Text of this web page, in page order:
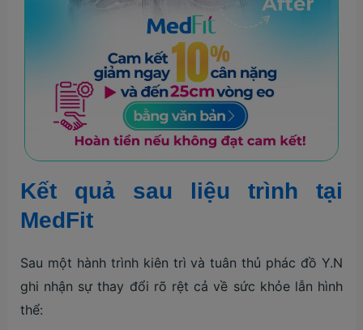
Kết quả sau liệu trình tại
MedFit
Sau một hành trình kiên trì và tuân thủ phác đồ Y.N
ghi nhận sự thay đổi rõ rệt cả về sức khỏe lẫn hình
thể: